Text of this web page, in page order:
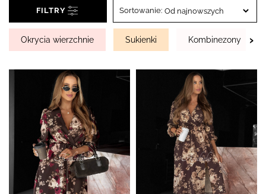
FILTRY Sortowanie:
Okrycia wierzchnie Sukienki Kombinezony ›